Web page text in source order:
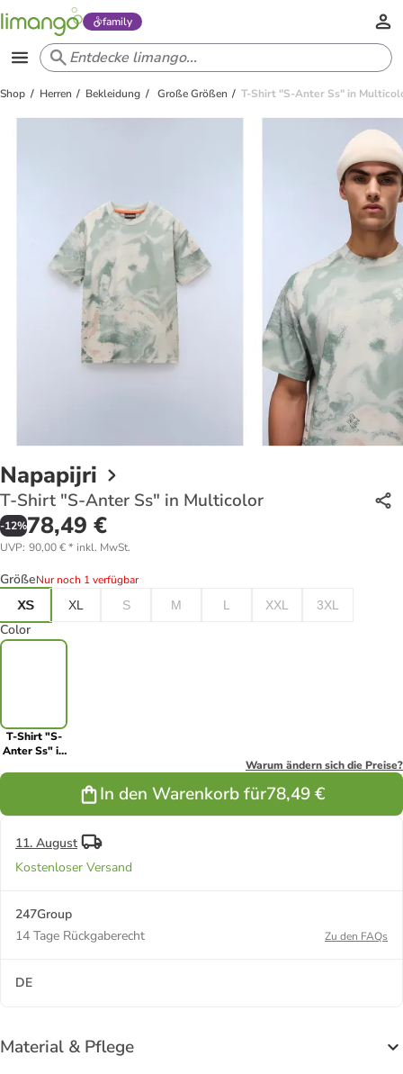
family
Shop Herren Bekleidung Große Größen T-Shirt "S-Anter Ss" in
Napapijri
T-Shirt "S-Anter Ss" in Multicolor
-12%78,49 €
UVP: 90,00 €* inkl. MwSt.
GrößeNur noch 1 verfügbar
XS
XL S M L XXL 3XL
Color
T-Shirt "S-
Anter Ss" in
Warum ändern sich die Preise?
In den Warenkorb für78,49 €
11. August
Kostenloser Versand
247Group
14 Tage Rückgaberecht
Zu den FAQs
DE
Material & Pflege